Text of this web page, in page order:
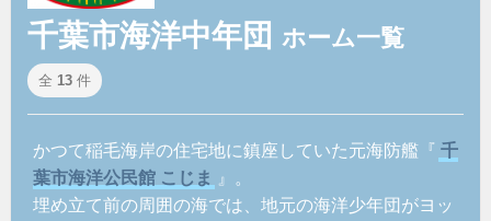
千葉市海洋中年団 ホーム一覧
全 13 件
かつて稲毛海岸の住宅地に鎮座していた元海防艦『 千
葉市海洋公民館 こじま
』。
埋め立て前の周囲の海では、地元の海洋少年団がヨッ